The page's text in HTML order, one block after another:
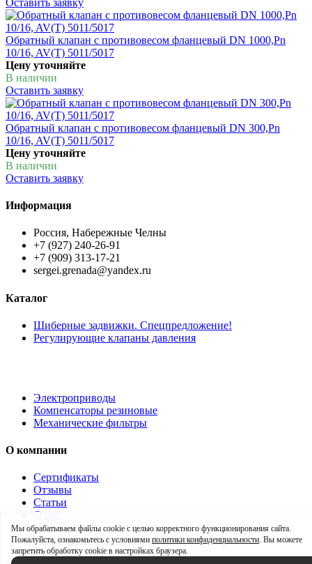
Обратный клапан с противовесом фланцевый DN 1000,Pn
10/16, AV(T) 5011/5017
Цену уточняйте
В наличии
Оставить заявку
Обратный клапан с противовесом фланцевый DN 300,Pn
10/16, AV(T) 5011/5017
Цену уточняйте
В наличии
Оставить заявку
Информация
Россия, Набережные Челны
+7 (927) 240-26-91
+7 (909) 313-17-21
sergei.grenada@yandex.ru
Каталог
Шиберные задвижки. Спецпредложение!
Регулирующие клапаны давления
Электроприводы
Компенсаторы резиновые
Механические фильтры
О компании
Сертификаты
Отзывы
Статьи
О нас
Контакты
Политика обработки персональных
Мы обрабатываем файлы cookie с целью корректного функционирования сайта.
Пожалуйста, ознакомьтесь с условиями политики конфиденциальности. Вы можете
запретить обработку cookie в настройках браузера.